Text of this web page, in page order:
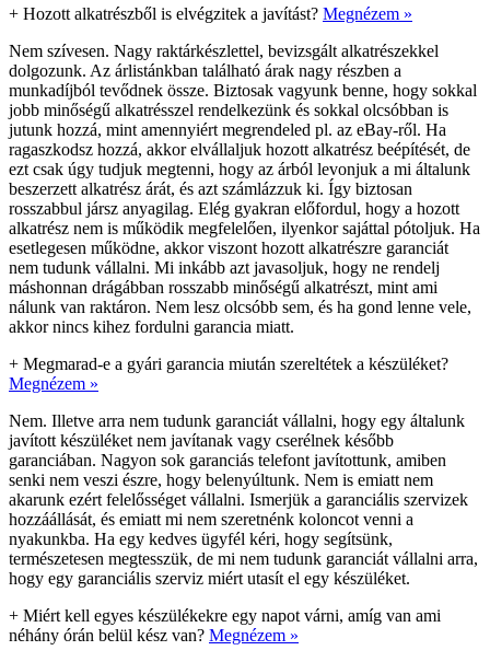
+ Hozott alkatrészből is elvégzitek a javítást? Megnézem »
Nem szívesen. Nagy raktárkészlettel, bevizsgált alkatrészekkel
dolgozunk. Az árlistánkban található árak nagy részben a
munkadíjból tevődnek össze. Biztosak vagyunk benne, hogy sokkal
jobb minőségű alkatrésszel rendelkezünk és sokkal olcsóbban is
jutunk hozzá, mint amennyiért megrendeled pl. az eBay-ről. Ha
ragaszkodsz hozzá, akkor elvállaljuk hozott alkatrész beépítését, de
ezt csak úgy tudjuk megtenni, hogy az árból levonjuk a mi általunk
beszerzett alkatrész árát, és azt számlázzuk ki. Így biztosan
rosszabbul jársz anyagilag. Elég gyakran előfordul, hogy a hozott
alkatrész nem is működik megfelelően, ilyenkor sajáttal pótoljuk. Ha
esetlegesen működne, akkor viszont hozott alkatrészre garanciát
nem tudunk vállalni. Mi inkább azt javasoljuk, hogy ne rendelj
máshonnan drágábban rosszabb minőségű alkatrészt, mint ami
nálunk van raktáron. Nem lesz olcsóbb sem, és ha gond lenne vele,
akkor nincs kihez fordulni garancia miatt.
+ Megmarad-e a gyári garancia miután szereltétek a készüléket?
Megnézem »
Nem. Illetve arra nem tudunk garanciát vállalni, hogy egy általunk
javított készüléket nem javítanak vagy cserélnek később
garanciában. Nagyon sok garanciás telefont javítottunk, amiben
senki nem veszi észre, hogy belenyúltunk. Nem is emiatt nem
akarunk ezért felelősséget vállalni. Ismerjük a garanciális szervizek
hozzáállását, és emiatt mi nem szeretnénk koloncot venni a
nyakunkba. Ha egy kedves ügyfél kéri, hogy segítsünk,
természetesen megtesszük, de mi nem tudunk garanciát vállalni arra,
hogy egy garanciális szerviz miért utasít el egy készüléket.
+ Miért kell egyes készülékekre egy napot várni, amíg van ami
néhány órán belül kész van? Megnézem »